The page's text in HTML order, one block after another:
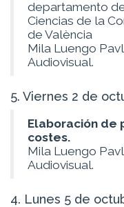
departamento
Ciencias de la
de València
Mila Luengo
Audiovisual.
5. Viernes 2 de
Elaboración de
costes.
Mila Luengo
Audiovisual.
4. Lunes 5 de